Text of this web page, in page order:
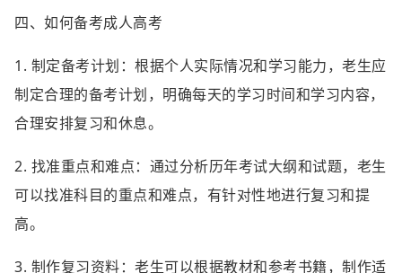
四、如何备考成人高考
1. 制定备考计划：根据个人实际情况和学习能力，老生应
制定合理的备考计划，明确每天的学习时间和学习内容，
合理安排复习和休息。
2. 找准重点和难点：通过分析历年考试大纲和试题，老生
可以找准科目的重点和难点，有针对性地进行复习和提
高。
3. 制作复习资料：老生可以根据教材和参考书籍，制作适